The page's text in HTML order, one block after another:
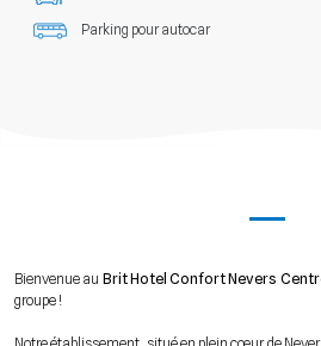
Parking pour autocar
Bienvenue au Brit Hotel Confort Nevers
groupe !